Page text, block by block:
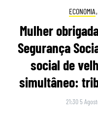
ECONOMIA,
Mulher
Segurança
social de
simultâneo:
21:30 5